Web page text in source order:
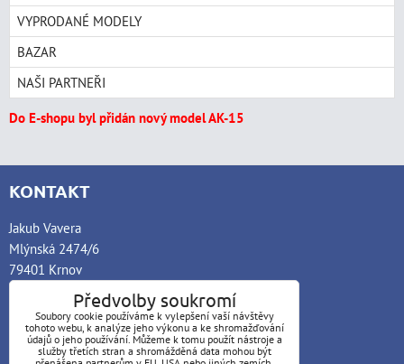
VYPRODANÉ MODELY
BAZAR
NAŠI PARTNEŘI
Do E-shopu byl přidán nový model AK-15
KONTAKT
Jakub Vavera
Mlýnská 2474/6
79401 Krnov
Telefon: +420 730 194 837
E-mail: info@akmodely.cz
Předvolby soukromí
Soubory cookie používáme k vylepšení vaší návštěvy
tohoto webu, k analýze jeho výkonu a ke shromažďování
údajů o jeho používání. Můžeme k tomu použít nástroje a
služby třetích stran a shromážděná data mohou být